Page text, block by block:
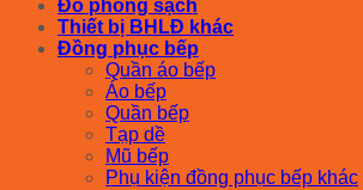
Đồ phòng sạch
Thiết bị BHLĐ khác
Đồng phục bếp
Quần áo bếp
Áo bếp
Quần bếp
Tạp dề
Mũ bếp
Phụ kiện đồng phục bếp khác